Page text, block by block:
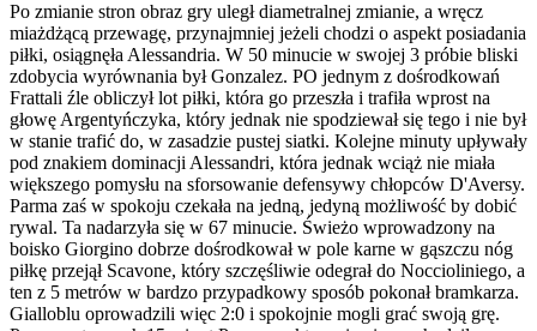
Po zmianie stron obraz gry uległ diametralnej zmianie, a wręcz
miażdżącą przewagę, przynajmniej jeżeli chodzi o aspekt posiadania
piłki, osiągnęła Alessandria. W 50 minucie w swojej 3 próbie bliski
zdobycia wyrównania był Gonzalez. PO jednym z dośrodkowań
Frattali źle obliczył lot piłki, która go przeszła i trafiła wprost na
głowę Argentyńczyka, który jednak nie spodziewał się tego i nie był
w stanie trafić do, w zasadzie pustej siatki. Kolejne minuty upływały
pod znakiem dominacji Alessandri, która jednak wciąż nie miała
większego pomysłu na sforsowanie defensywy chłopców D'Aversy.
Parma zaś w spokoju czekała na jedną, jedyną możliwość by dobić
rywal. Ta nadarzyła się w 67 minucie. Świeżo wprowadzony na
boisko Giorgino dobrze dośrodkował w pole karne w gąszczu nóg
piłkę przejął Scavone, który szczęśliwie odegrał do Noccioliniego, a
ten z 5 metrów w bardzo przypadkowy sposób pokonał bramkarza.
Gialloblu oprowadzili więc 2:0 i spokojnie mogli grać swoją grę.